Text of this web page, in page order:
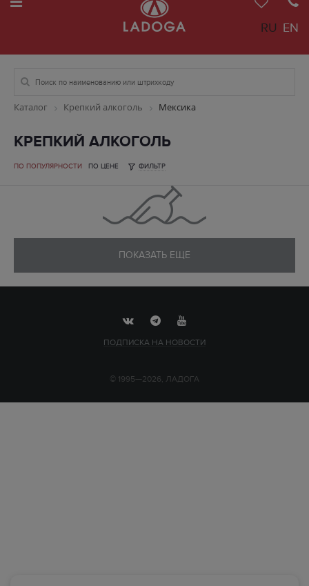
RU EN
Каталог Крепкий алкоголь Мексика
КРЕПКИЙ АЛКОГОЛЬ
ПО ПОПУЛЯРНОСТИ ПО ЦЕНЕ ФИЛЬТР
ПОКАЗАТЬ ЕЩЕ
ПОДПИСКА НА НОВОСТИ
© 1995—2026, ЛАДОГА